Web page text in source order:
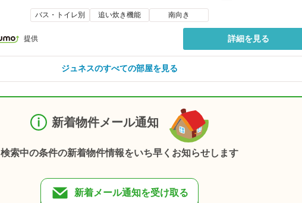
バス・トイレ別 追い炊き機能 南向き
提供 詳細を見る
ジュネスのすべての部屋を見る
新着物件メール通知
検索中の条件の新着物件情報をいち早くお知らせします
新着メール通知を受け取る